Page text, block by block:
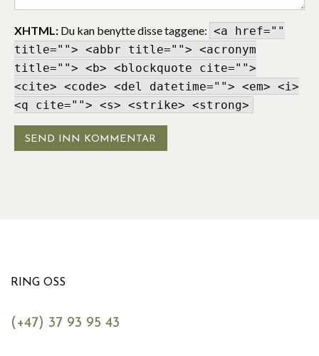
XHTML: Du kan benytte disse taggene: <a href=""
title=""> <abbr title=""> <acronym
title=""> <b> <blockquote cite="">
<cite> <code> <del datetime=""> <em> <i>
<q cite=""> <s> <strike> <strong>
RING OSS
(+47) 37 93 95 43